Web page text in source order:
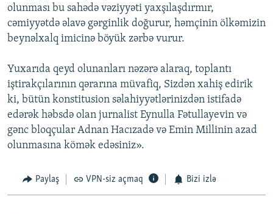
olunması bu sahədə vəziyyəti yaxşılaşdırmır,
cəmiyyətdə əlavə gərginlik doğurur, həmçinin ölkəmizin
beynəlxalq imicinə böyük zərbə vurur.
Yuxarıda qeyd olunanları nəzərə alaraq, toplantı
iştirakçılarının qərarına müvafiq, Sizdən xahiş edirik
ki, bütün konstitusion səlahiyyətlərinizdən istifadə
edərək həbsdə olan jurnalist Eynulla Fətullayevin və
gənc bloqçular Adnan Hacızadə və Emin Millinin azad
olunmasına kömək edəsiniz».
Paylaş VPN-siz açmaq Bizi izlə